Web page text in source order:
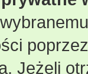
Jeżeli